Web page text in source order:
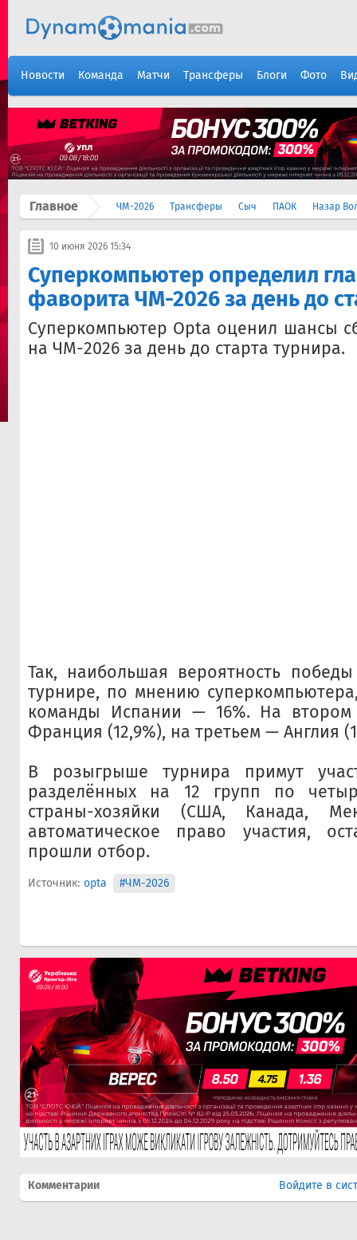
Новости Команда Матчи Трансферы Блоги Фото
Главное ЧМ-2026 Трансферы Сыч ПАОК Назар
10 июня 2026 15:34
Суперкомпьютер определил
фаворита ЧМ-2026 за день до
Суперкомпьютер Opta оценил шансы
на ЧМ-2026 за день до старта турнира.
Так, наибольшая вероятность
турнире, по мнению
команды Испании — 16%. На втором
Франция (12,9%), на третьем — Англия
В розыгрыше турнира примут
разделённых на 12 групп по
страны-хозяйки (США, Канада,
автоматическое право участия,
прошли отбор.
Источник: opta #ЧМ-2026
Комментарии Войдите в